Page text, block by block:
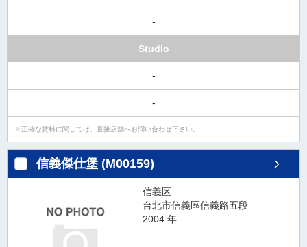
-
Studio
-
-
正確な賃料に関しては、直接店舗へお問い合わせ下さい。
信義傑仕堡 (M00159)
信義区
台北市信義區信義路五段
2004 年